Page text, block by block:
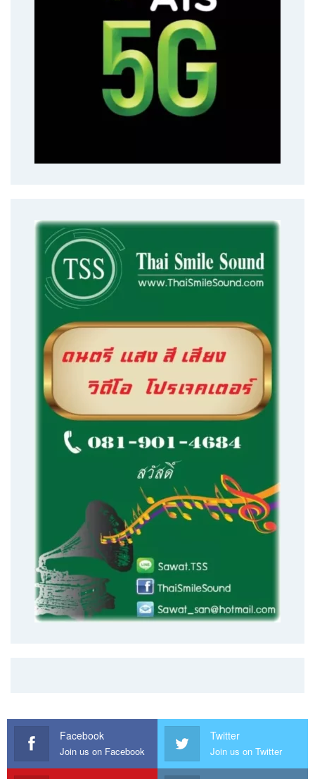
Facebook
Join us on Facebook
Twitter
Join us on Twitter